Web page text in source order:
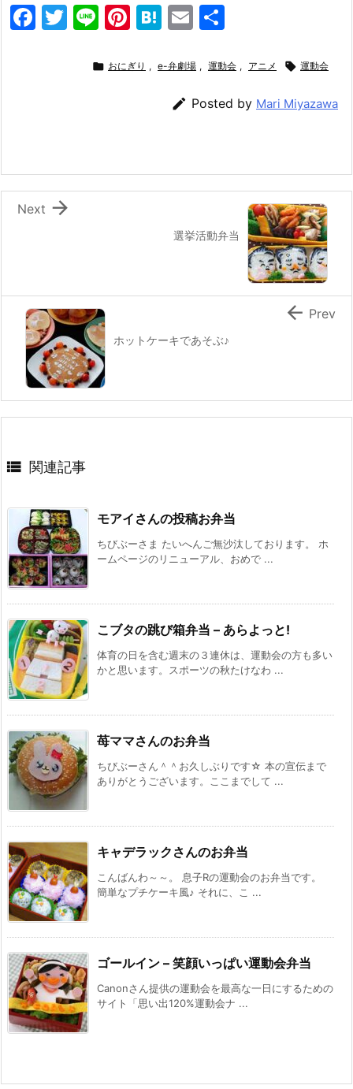
F
o
k
T
Li
e
Pi
er
H
e
a
E
ai
l
 おにぎり , e-弁劇場 , 運動会 , アニメ  運動会
 Posted by Mari Miyazawa
選挙活動弁当

Next
ホットケーキであそぶ♪
 Prev
 関連記事
モアイさんの投稿お弁当
ちびぶーさま たいへんご無沙汰しております。 ホ
ームページのリニューアル、おめで ...
こブタの跳び箱弁当 – あらよっと!
体育の日を含む週末の３連休は、運動会の方も多い
かと思います。スポーツの秋たけなわ ...
苺ママさんのお弁当
ちびぶーさん＾＾お久しぶりです☆ 本の宣伝まで
ありがとうございます。ここまでして ...
キャデラックさんのお弁当
こんばんわ～～。 息子Rの運動会のお弁当です。
簡単なプチケーキ風♪ それに、こ ...
ゴールイン – 笑顔いっぱい運動会弁当
Canonさん提供の運動会を最高な一日にするための
サイト「思い出120%運動会ナ ...